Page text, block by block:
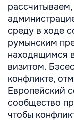
среду в ходе
румынским
находящимся
визитом.
конфликте,
Европейский
сообщество
чтобы